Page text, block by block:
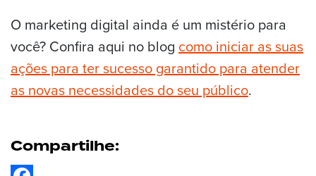
O marketing digital ainda é um mistério para
você? Confira aqui no blog como iniciar as suas
ações para ter sucesso garantido para atender
as novas necessidades do seu público.
Compartilhe: